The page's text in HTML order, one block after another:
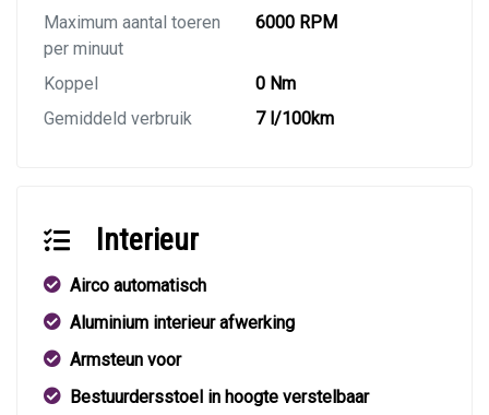
Maximum aantal toeren
per minuut
6000 RPM
Koppel
0 Nm
Gemiddeld verbruik
7 l/100km
Interieur
Airco automatisch
Aluminium interieur afwerking
Armsteun voor
Bestuurdersstoel in hoogte verstelbaar